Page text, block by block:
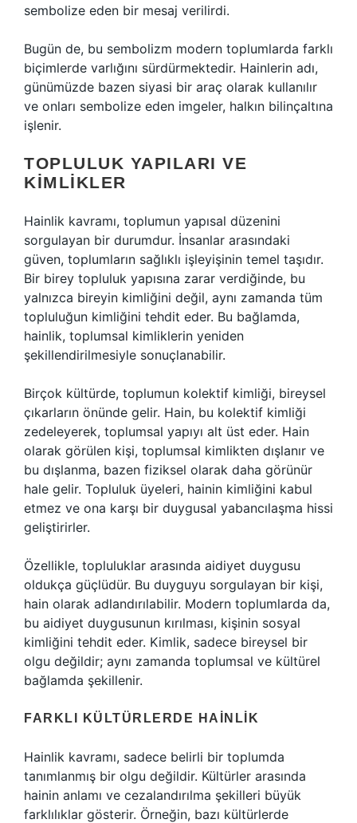
sembolize eden bir mesaj verilirdi.
Bugün de, bu sembolizm modern toplumlarda farklı
biçimlerde varlığını sürdürmektedir. Hainlerin adı,
günümüzde bazen siyasi bir araç olarak kullanılır
ve onları sembolize eden imgeler, halkın bilinçaltına
işlenir.
TOPLULUK YAPILARI VE
KIMLIKLER
Hainlik kavramı, toplumun yapısal düzenini
sorgulayan bir durumdur. İnsanlar arasındaki
güven, toplumların sağlıklı işleyişinin temel taşıdır.
Bir birey topluluk yapısına zarar verdiğinde, bu
yalnızca bireyin kimliğini değil, aynı zamanda tüm
topluluğun kimliğini tehdit eder. Bu bağlamda,
hainlik, toplumsal kimliklerin yeniden
şekillendirilmesiyle sonuçlanabilir.
Birçok kültürde, toplumun kolektif kimliği, bireysel
çıkarların önünde gelir. Hain, bu kolektif kimliği
zedeleyerek, toplumsal yapıyı alt üst eder. Hain
olarak görülen kişi, toplumsal kimlikten dışlanır ve
bu dışlanma, bazen fiziksel olarak daha görünür
hale gelir. Topluluk üyeleri, hainin kimliğini kabul
etmez ve ona karşı bir duygusal yabancılaşma hissi
geliştirirler.
Özellikle, topluluklar arasında aidiyet duygusu
oldukça güçlüdür. Bu duyguyu sorgulayan bir kişi,
hain olarak adlandırılabilir. Modern toplumlarda da,
bu aidiyet duygusunun kırılması, kişinin sosyal
kimliğini tehdit eder. Kimlik, sadece bireysel bir
olgu değildir; aynı zamanda toplumsal ve kültürel
bağlamda şekillenir.
FARKLI KÜLTÜRLERDE HAINLIK
Hainlik kavramı, sadece belirli bir toplumda
tanımlanmış bir olgu değildir. Kültürler arasında
hainin anlamı ve cezalandırılma şekilleri büyük
farklılıklar gösterir. Örneğin, bazı kültürlerde